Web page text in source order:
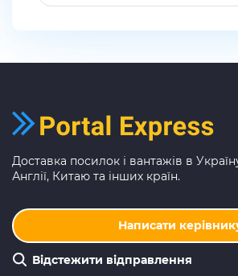
Доставка посилок і вантажів в
Англії, Китаю та інших країн.
Написати
Відстежити відправлення